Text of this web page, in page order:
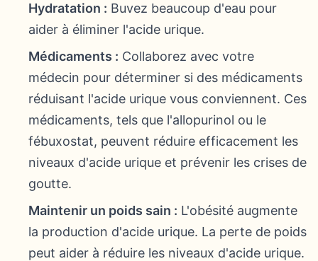
Hydratation : Buvez beaucoup d'eau pour
aider à éliminer l'acide urique.
Médicaments : Collaborez avec votre
médecin pour déterminer si des médicaments
réduisant l'acide urique vous conviennent. Ces
médicaments, tels que l'allopurinol ou le
fébuxostat, peuvent réduire efficacement les
niveaux d'acide urique et prévenir les crises de
goutte.
Maintenir un poids sain : L'obésité augmente
la production d'acide urique. La perte de poids
peut aider à réduire les niveaux d'acide urique.